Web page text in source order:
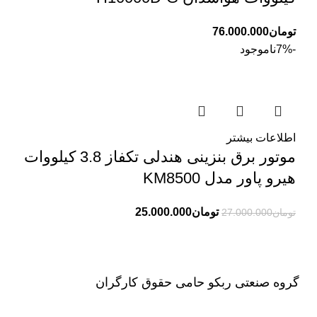
تومان76.000.000
-7%
ناموجود
اطلاعات بیشتر
موتور برق بنزینی هندلی تکفاز 3.8 کیلووات
هیرو پاور مدل KM8500
تومان27.000.000 تومان25.000.000
گروه صنعتی ربکو حامی حقوق کارگران